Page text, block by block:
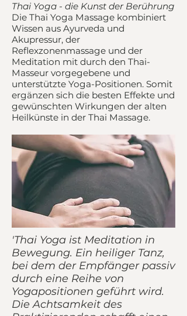
Thai Yoga - die Kunst der Berührung
Die Thai Yoga Massage kombiniert
Wissen aus Ayurveda und
Akupressur, der
Reflexzonenmassage und der
Meditation mit durch den Thai-
Masseur vorgegebene und
unterstützte Yoga-Positionen. Somit
ergänzen sich die besten Effekte und
gewünschten Wirkungen der alten
Heilkünste in der Thai Massage.
'Thai Yoga ist Meditation in
Bewegung. Ein heiliger Tanz,
bei dem der Empfänger passiv
durch eine Reihe von
Yogapositionen geführt wird.
Die Achtsamkeit des